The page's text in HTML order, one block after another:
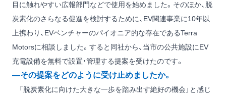
目に触れやすい広報部門などで使用を始めました。そのほか、脱
炭素化のさらなる促進を検討するために、EV関連事業に10年以
上携わり、EVベンチャーのパイオニア的な存在であるTerra
Motorsに相談しました。すると同社から、当市の公共施設にEV
充電設備を無料で設置・管理する提案を受けたのです。
―その提案をどのように受け止めましたか。
「脱炭素化に向けた大きな一歩を踏み出す絶好の機会」と感じ